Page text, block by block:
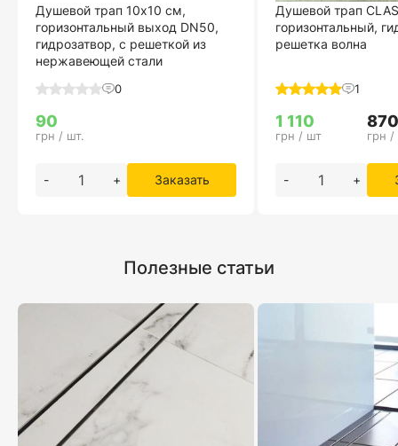
Душевой трап 10х10 см,
горизонтальный выход DN50,
гидрозатвор, с решеткой из
нержавеющей стали
0
90
грн / шт.
- + Заказать
Душевой трап
горизонтальный,
решетка волна
1
1 110
грн / шт
870
грн /
- +
Полезные статьи